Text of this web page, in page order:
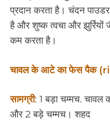
प्रदान करता है। चंदन
है और शुष्क त्वचा और
कम करता है।
चावल के आटे का फेस पैक
सामग्री: 1 बड़ा चम्मच. चावल
और 2 बड़े चम्मच। शहद